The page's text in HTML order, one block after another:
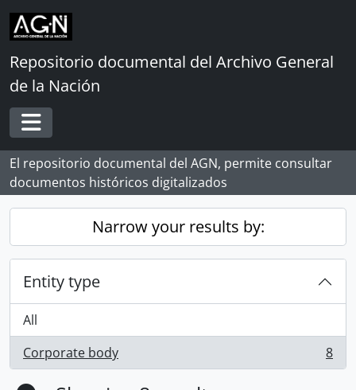
Skip to main content
Repositorio documental del Archivo General
de la Nación
Toggle navigation
El repositorio documental del AGN, permite consultar
documentos históricos digitalizados
Narrow your results by:
Entity type
All
Corporate body
, 8 results 8